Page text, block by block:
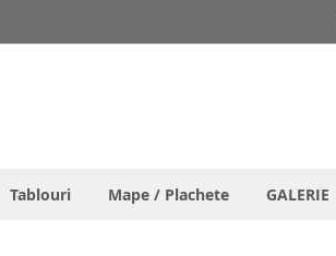
Tablouri Mape / Plachete GALERIE